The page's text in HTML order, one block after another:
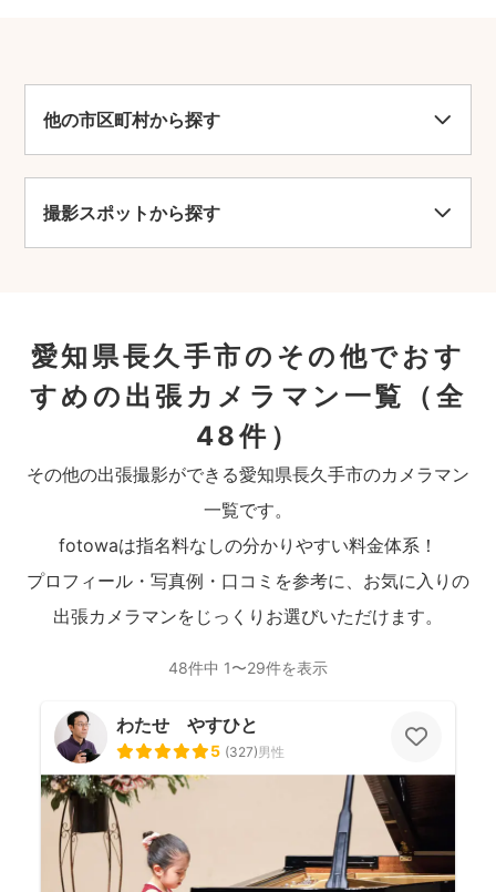
他の市区町村から探す
撮影スポットから探す
愛知県長久手市のその他でおす
すめの出張カメラマン一覧
（全
48件）
その他の出張撮影ができる愛知県長久手市のカメラマン
一覧です。
fotowaは指名料なしの分かりやすい料金体系！
プロフィール・写真例・口コミを参考に、お気に入りの
出張カメラマンをじっくりお選びいただけます。
48件中 1〜29件を表示
わたせ やすひと
5 (327)男性